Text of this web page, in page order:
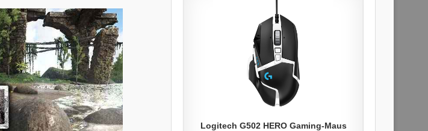
Logitech G502 HERO Gaming-Maus